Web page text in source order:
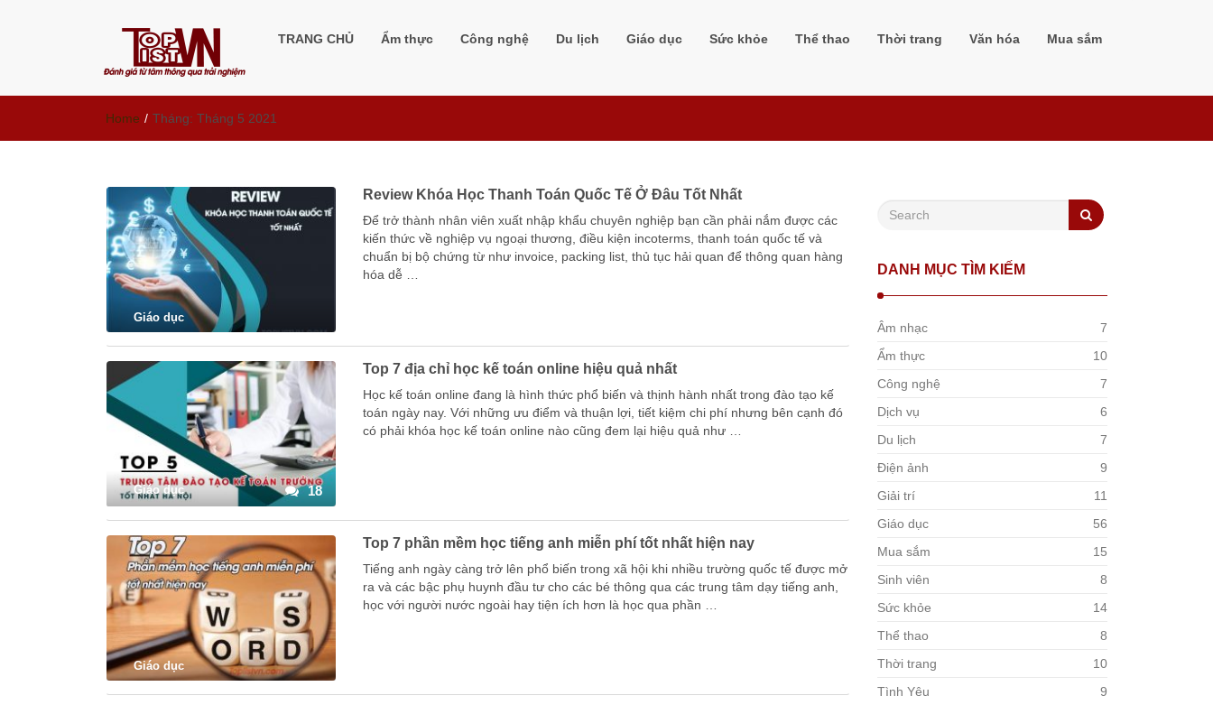
Đánh giá từ tâm, thông qua trải nghiệm
TRANG CHỦ Ẩm thực Công nghệ Du lịch Giáo dục Sức khỏe Thể thao Thời trang Văn hóa Mua sắm
Home / Tháng: Tháng 5 2021
Giáo dục
Review Khóa Học Thanh Toán Quốc Tế Ở Đâu Tốt Nhất
Để trở thành nhân viên xuất nhập khẩu chuyên nghiệp bạn cần phải nắm được các
kiến thức về nghiệp vụ ngoại thương, điều kiện incoterms, thanh toán quốc tế và
chuẩn bị bộ chứng từ như invoice, packing list, thủ tục hải quan để thông quan hàng
hóa dễ …
Giáo dục 18
Top 7 địa chỉ học kế toán online hiệu quả nhất
Học kế toán online đang là hình thức phổ biến và thịnh hành nhất trong đào tạo kế
toán ngày nay. Với những ưu điểm và thuận lợi, tiết kiệm chi phí nhưng bên cạnh đó
có phải khóa học kế toán online nào cũng đem lại hiệu quả như …
Giáo dục
Top 7 phần mềm học tiếng anh miễn phí tốt nhất hiện nay
Tiếng anh ngày càng trở lên phổ biến trong xã hội khi nhiều trường quốc tế được mở
ra và các bậc phụ huynh đầu tư cho các bé thông qua các trung tâm dạy tiếng anh,
học với người nước ngoài hay tiện ích hơn là học qua phần …
DANH MỤC TÌM KIẾM
Âm nhạc
7
Ẩm thực
10
Công nghệ
7
Dịch vụ
6
Du lịch
7
Điện ảnh
9
Giải trí
11
Giáo dục
56
Mua sắm
15
Sinh viên
8
Sức khỏe
14
Thể thao
8
Thời trang
10
Tình Yêu
9